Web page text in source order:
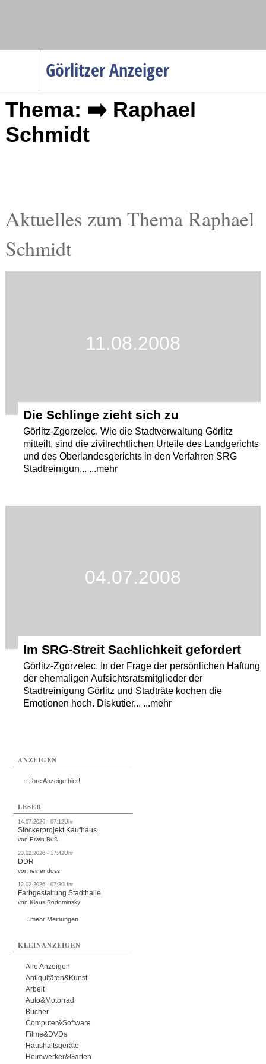
Görlitzer Anzeiger
Menüpunkte
Startseite
Gesellschaft
Gesundheit
Kultur
Thema: ➡️ Raphael
Schmidt
Aktuelles zum Thema Raphael
Schmidt
11.08.2008
Die Schlinge zieht sich zu
Görlitz-Zgorzelec. Wie die Stadtverwaltung Görlitz
mitteilt, sind die zivilrechtlichen Urteile des Landgerichts
und des Oberlandesgerichts in den Verfahren SRG
Stadtreinigun... ...mehr
04.07.2008
Im SRG-Streit Sachlichkeit gefordert
Görlitz-Zgorzelec. In der Frage der persönlichen Haftung
der ehemaligen Aufsichtsratsmitglieder der
Stadtreinigung Görlitz und Stadträte kochen die
Emotionen hoch. Diskutier... ...mehr
ANZEIGEN
...Ihre Anzeige hier!
LESER
14.07.2026 - 07:12Uhr
Stöckerprojekt Kaufhaus
von Erwin Buß
23.02.2026 - 17:42Uhr
DDR
von reiner doss
12.02.2026 - 07:30Uhr
Farbgestaltung Stadthalle
von Klaus Rodominsky
...mehr Meinungen
KLEINANZEIGEN
Alle Anzeigen
Antiquitäten&Kunst
Arbeit
Auto&Motorrad
Bücher
Computer&Software
Filme&DVDs
Haushaltsgeräte
Heimwerker&Garten